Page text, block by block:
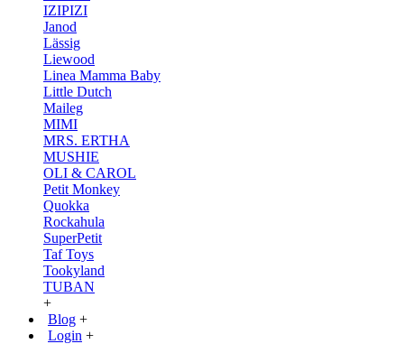
IZIPIZI
Janod
Lässig
Liewood
Linea Mamma Baby
Little Dutch
Maileg
MIMI
MRS. ERTHA
MUSHIE
OLI & CAROL
Petit Monkey
Quokka
Rockahula
SuperPetit
Taf Toys
Tookyland
TUBAN
+
Blog +
Login +